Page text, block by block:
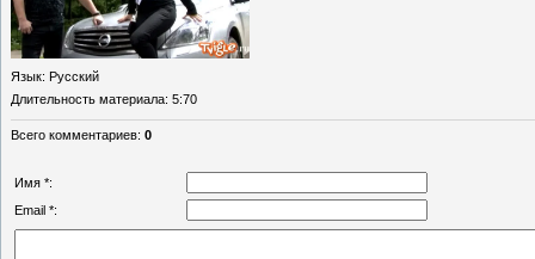
Язык: Русский
Длительность материала: 5:70
Всего комментариев: 0
Имя *:
Email *: